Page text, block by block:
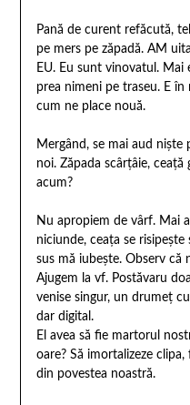
Pană de curent refăcută,
pe mers pe zăpadă. AM
EU. Eu sunt vinovatul. Mai
prea nimeni pe traseu. E
cum ne place nouă.
Mergând, se mai aud niște
noi. Zăpada scârțâie, ceață
acum?
Nu apropiem de vârf. Mai
niciunde, ceața se risipește
sus mă iubește. Observ că
Ajugem la vf. Postăvaru
venise singur, un drumeț
dar digital.
El avea să fie martorul
oare? Să imortalizeze
din povestea noastră.